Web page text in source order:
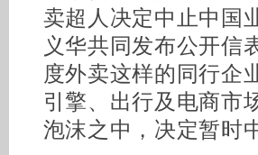
卖超人决定中止中国
义华共同发布公开信
度外卖这样的同行企
引擎、出行及电商市
泡沫之中，决定暂时